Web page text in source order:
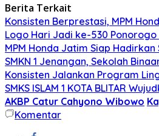
Berita Terkait
Konsisten Berprestasi, MPM
Logo Hari Jadi ke-530
MPM Honda Jatim Siap
SMKN 1 Jenangan, Sekolah
Konsisten Jalankan Program
SMKS ISLAM 1 KOTA BLITAR
AKBP Catur Cahyono Wibowo
Komentar